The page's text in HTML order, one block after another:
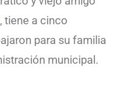
tiene a cinco
para su familia
municipal.